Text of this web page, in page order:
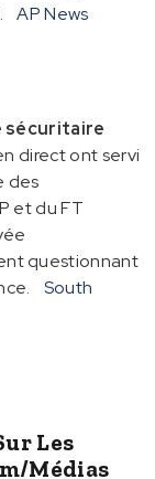
AP News
sécuritaire
direct ont servi
des
et du FT
questionnant
South
Les
médias